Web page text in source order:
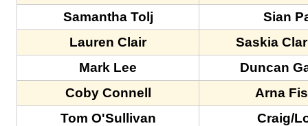
Samantha Tolj
Sian
Lauren Clair
Saskia
Mark Lee
Duncan
Coby Connell
Arna
Tom O'Sullivan
Craig/